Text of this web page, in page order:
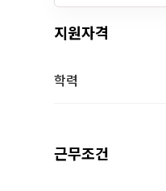
지원자격
학력
근무조건